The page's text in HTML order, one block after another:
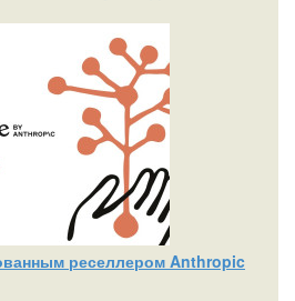
реселлером Anthropic